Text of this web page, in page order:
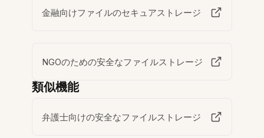
金融向けファイルのセキュアストレージ
NGOのための安全なファイルストレージ
類似機能
弁護士向けの安全なファイルストレージ